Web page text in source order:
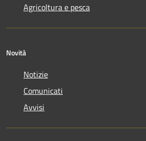
Agricoltura e pesca
Novità
Notizie
Comunicati
Avvisi